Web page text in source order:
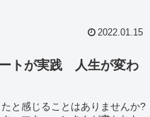
2022.01.15
ートが実践 人生が変わ
と感じることはありませんか?